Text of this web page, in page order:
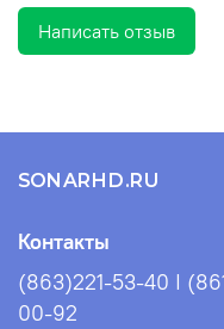
Вес, кг:18,5
Упаковка:
Написать отзыв
SONARHD.RU
Контакты
(863)221-53-40 I
00-92